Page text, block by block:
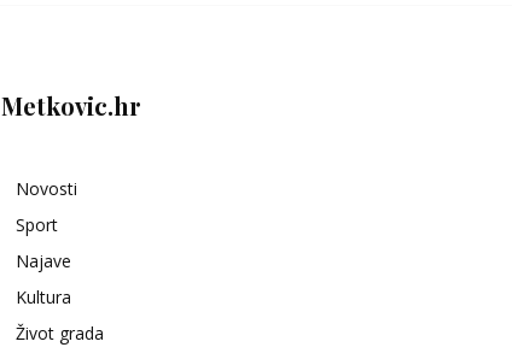
Metkovic.hr
Novosti
Sport
Najave
Kultura
Život grada